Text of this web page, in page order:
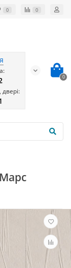
0 0
0